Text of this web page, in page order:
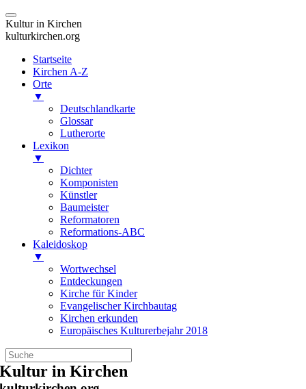
Kultur in Kirchen
kulturkirchen.org
Startseite
Kirchen A-Z
Orte
▼
Deutschlandkarte
Glossar
Lutherorte
Lexikon
▼
Dichter
Komponisten
Künstler
Baumeister
Reformatoren
Reformations-ABC
Kaleidoskop
▼
Wortwechsel
Entdeckungen
Kirche für Kinder
Evangelischer Kirchbautag
Kirchen erkunden
Europäisches Kulturerbejahr 2018
Zum
Inhalt
Kultur in Kirchen